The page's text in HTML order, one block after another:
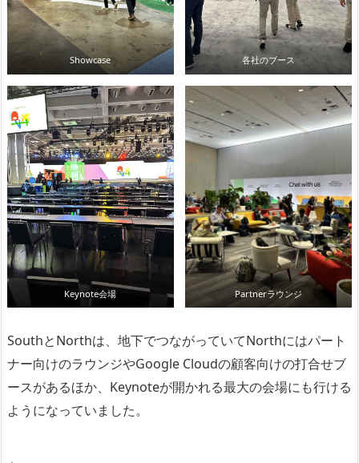
Showcase 各社のブース
Keynote会場 Partnerラウンジ
SouthとNorthは、地下でつながっていてNorthにはパート
ナー向けのラウンジやGoogle Cloudの顧客向けの打合せブ
ースがあるほか、Keynoteが開かれる最大の会場にも行ける
ようになっていました。